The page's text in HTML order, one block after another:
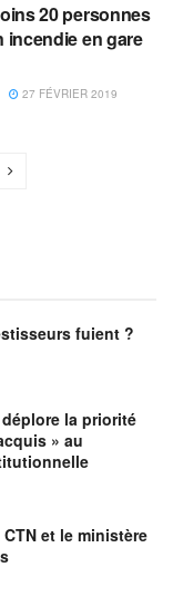
20 personnes
incendie en gare
27 FÉVRIER 2019
fuient ?
la priorité
» au
et le ministère